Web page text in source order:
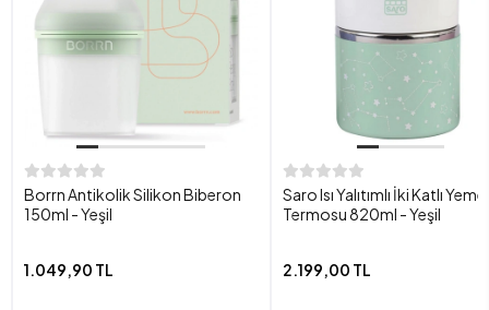
Borrn Antikolik Silikon Biberon
150ml - Yeşil
1.049,90 TL
Saro Isı Yalıtımlı İki Katlı
Termosu 820ml - Yeşil
2.199,00 TL